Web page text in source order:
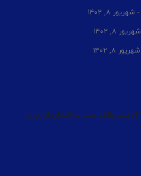
شهریور ۸, ۱۴۰۲
شهریور ۸, ۱۴۰۲
شهریور ۸, ۱۴۰۲
تهران،بزرگراه شهید لشگری،کیلومتر 14،جنب بانک ملت،ساختمان اداری و